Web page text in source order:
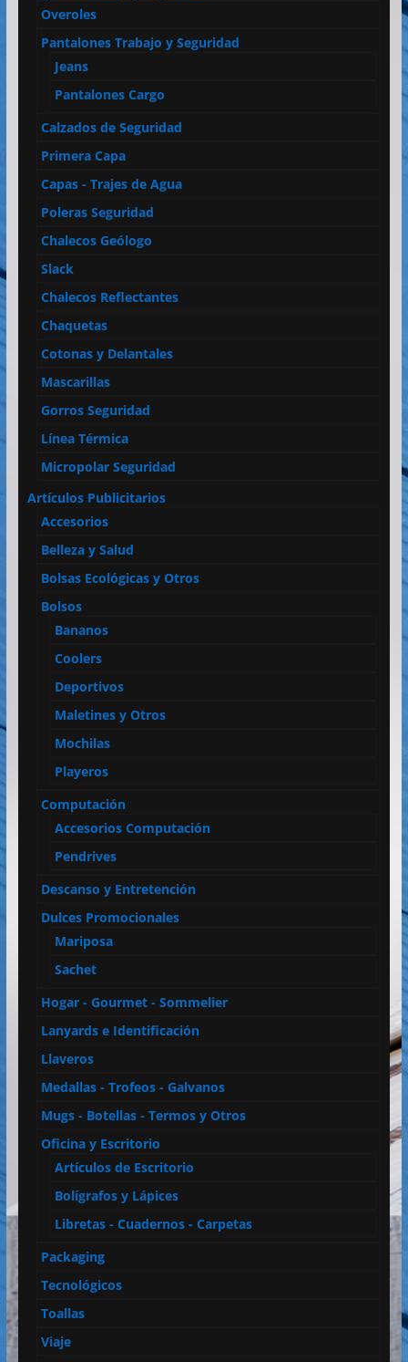
Overoles
Pantalones Trabajo y Seguridad
Jeans
Pantalones Cargo
Calzados de Seguridad
Primera Capa
Capas - Trajes de Agua
Poleras Seguridad
Chalecos Geólogo
Slack
Chalecos Reflectantes
Chaquetas
Cotonas y Delantales
Mascarillas
Gorros Seguridad
Línea Térmica
Micropolar Seguridad
Artículos Publicitarios
Accesorios
Belleza y Salud
Bolsas Ecológicas y Otros
Bolsos
Bananos
Coolers
Deportivos
Maletines y Otros
Mochilas
Playeros
Computación
Accesorios Computación
Pendrives
Descanso y Entretención
Dulces Promocionales
Mariposa
Sachet
Hogar - Gourmet - Sommelier
Lanyards e Identificación
Llaveros
Medallas - Trofeos - Galvanos
Mugs - Botellas - Termos y Otros
Oficina y Escritorio
Artículos de Escritorio
Bolígrafos y Lápices
Libretas - Cuadernos - Carpetas
Packaging
Tecnológicos
Toallas
Viaje